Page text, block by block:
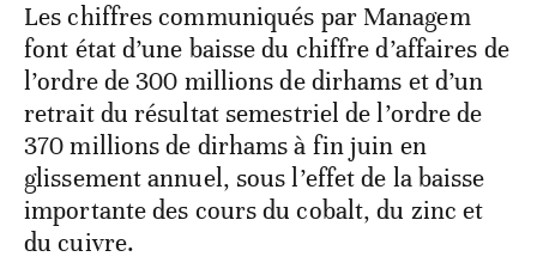
Les chiffres communiqués par Managem
font état d’une baisse du chiffre d’affaires de
l’ordre de 300 millions de dirhams et d’un
retrait du résultat semestriel de l’ordre de
370 millions de dirhams à fin juin en
glissement annuel, sous l’effet de la baisse
importante des cours du cobalt, du zinc et
du cuivre.